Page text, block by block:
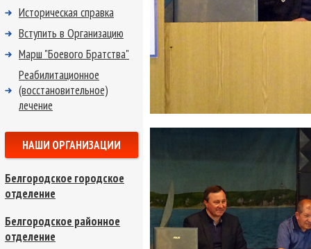
Историческая справка
Вступить в Организацию
Марш "Боевого Братства"
Реабилитационное
(восстановительное)
лечение
НАШИ ОРГАНИЗАЦИИ
Белгородское городское
отделение
Белгородское районное
отделение